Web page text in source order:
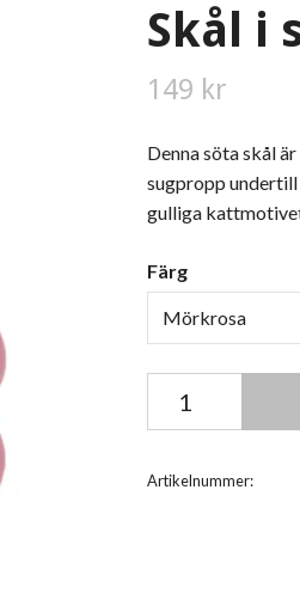
Skål i
149 kr
Denna söta skål
sugpropp
gulliga
Färg
Mörkrosa
Artikelnummer: